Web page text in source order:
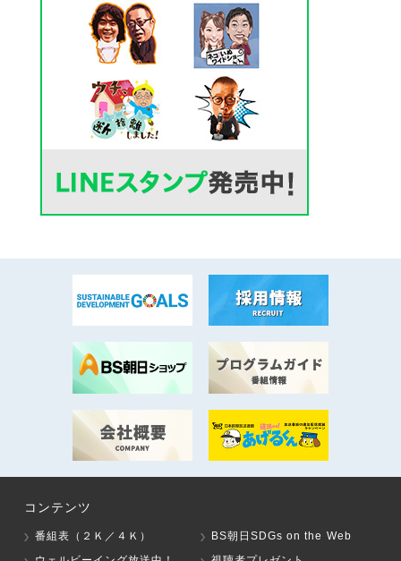
コンテンツ
番組表（２Ｋ／４Ｋ）
BS朝日SDGs on the Web